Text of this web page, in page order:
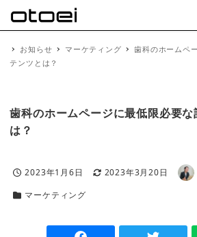
お知らせ マーケティング
歯科のホームペ
テンツとは？
歯科のホームページに最低限必要
は？
投稿日
2023年1月6日
更新日
2023年3月20日
著
カテゴリー
マーケティング